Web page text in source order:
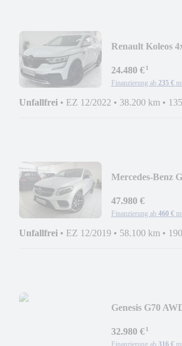
Renault Koleos
24.480 €¹
Finanzierung ab 235 €
Unfallfrei • EZ 12/2022 • 38.200 km •
Mercedes-Benz
47.980 €
Finanzierung ab 460 €
Unfallfrei • EZ 12/2019 • 58.100 km •
Genesis G70
28.300
32.980 €¹
Finanzierung ab 316 €